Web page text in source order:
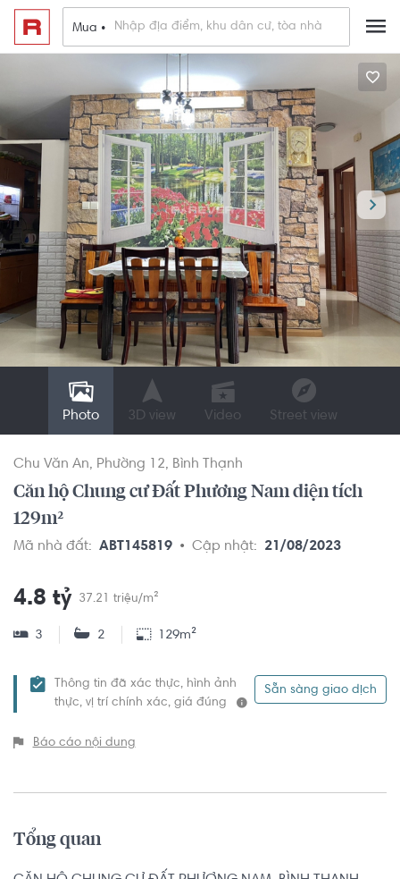
Mua •
Photo 3D view Video Street view
Chu Văn An Phường 12 Bình Thạnh
Căn hộ Chung cư Đất Phương Nam diện tích
129m²
Mã nhà đất: ABT145819 Cập nhật: 21/08/2023
4.8 tỷ 37.21 triệu/m²
3 2 129m²
Thông tin đã xác thực, hình ảnh
thực, vị trí chính xác, giá đúng
Sẵn sàng giao dịch
Báo cáo nội dung
Tổng quan